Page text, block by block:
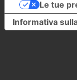
Informativa
Le tue